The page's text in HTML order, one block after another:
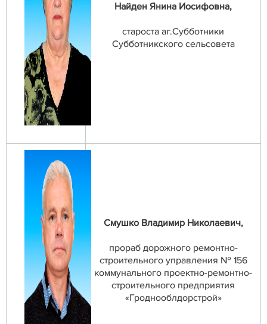
Найден Янина Иосифовна,
староста аг.Субботники
Субботникского сельсовета
Смушко Владимир Николаевич,
прораб дорожного ремонтно-
строительного управления № 156
коммунального проектно-ремонтно-
строительного предприятия
«Гроднооблдорстрой»